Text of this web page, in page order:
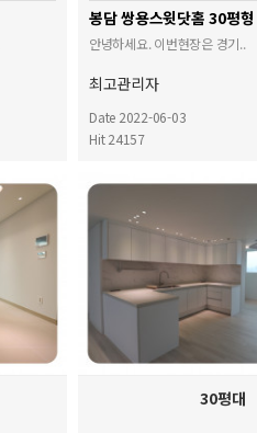
봉담 쌍용스윗닷홈 30평
안녕하세요. 이번현장은 경기..
최고관리자
Date 2022-06-03
Hit 24157
30평대